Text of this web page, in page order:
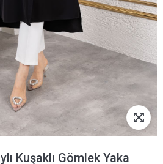
Kuşaklı Gömlek Yaka